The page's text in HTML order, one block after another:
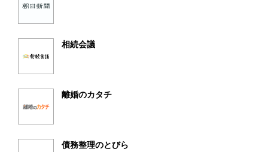
相続会議
離婚のカタチ
債務整理のとびら